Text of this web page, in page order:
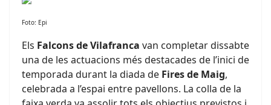
Foto: Epi
Els Falcons de Vilafranca van completar dissabte
una de les actuacions més destacades de l’inici de
temporada durant la diada de Fires de Maig,
celebrada a l’espai entre pavellons. La colla de la